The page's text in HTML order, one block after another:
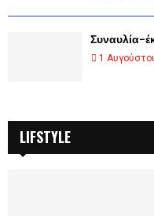
LIFSTYLE
Συναυλία-
1